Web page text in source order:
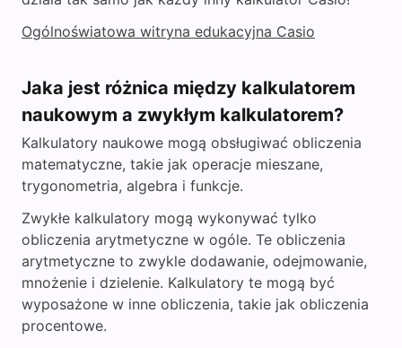
Ogólnoświatowa witryna edukacyjna Casio
Jaka jest różnica między kalkulatorem
naukowym a zwykłym kalkulatorem?
Kalkulatory naukowe mogą obsługiwać obliczenia
matematyczne, takie jak operacje mieszane,
trygonometria, algebra i funkcje.
Zwykłe kalkulatory mogą wykonywać tylko
obliczenia arytmetyczne w ogóle. Te obliczenia
arytmetyczne to zwykle dodawanie, odejmowanie,
mnożenie i dzielenie. Kalkulatory te mogą być
wyposażone w inne obliczenia, takie jak obliczenia
procentowe.